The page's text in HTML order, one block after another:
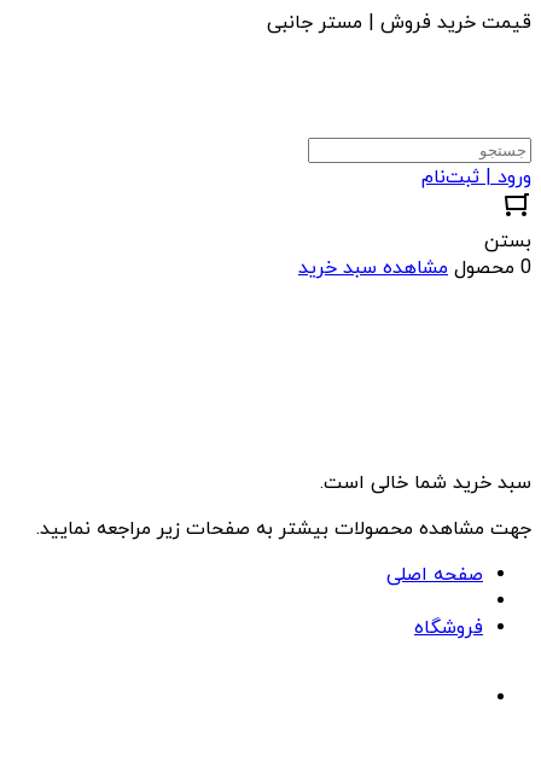
قیمت خرید فروش | مستر جانبی
ورود | ثبت‌نام
بستن
0 محصول
مشاهده سبد خرید
سبد خرید شما خالی است.
جهت مشاهده محصولات بیشتر به صفحات زیر مراجعه نمایید.
صفحه اصلی
فروشگاه